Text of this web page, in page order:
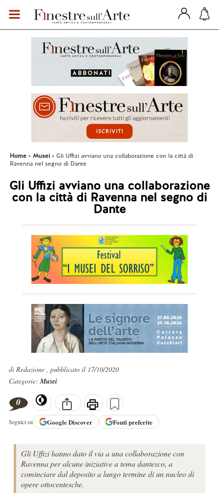
Home Musei
Gli Uffizi avviano una collaborazione con la città di
Ravenna nel segno di Dante
Gli Uffizi avviano una collaborazione
con la città di Ravenna nel segno di
Dante
di Redazione , pubblicato il 17/10/2020
Categorie:Musei
0
Seguici su GoogleDiscover Fonti preferite
Gli Uffizi hanno dato il via a una collaborazione con
Ravenna per alcune iniziative a tema dantesco, a
cominciare dal deposito a lungo termine di un nucleo di
opere ottocentesche.